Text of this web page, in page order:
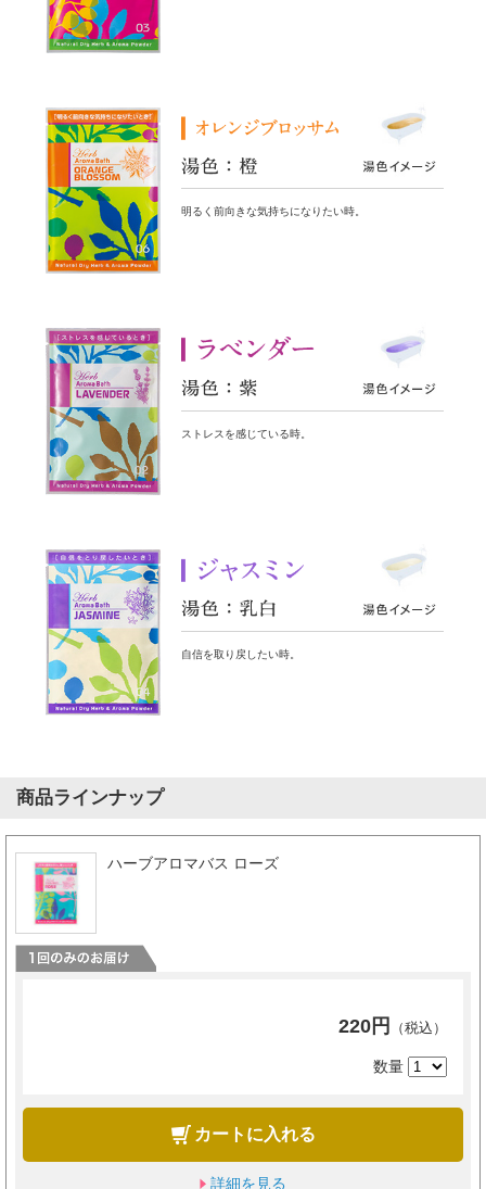
明るく前向きな気持ちになりたい時。
ストレスを感じている時。
自信を取り戻したい時。
商品ラインナップ
ハーブアロマバス ローズ
220円 （税込）
数量
カートに入れる
詳細を見る